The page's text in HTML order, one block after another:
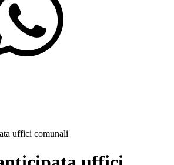
uffici comunali